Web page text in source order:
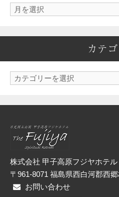
ア
カテ
カ
ー
株式会社 甲子高原フジヤホテル
〒961-8071 福島県西白河郡西
お問い合わせ